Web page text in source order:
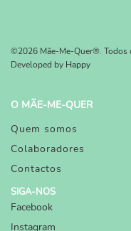
©2026 Mãe-Me-Quer®. Todos
Developed by Happy
O MÃE-ME-QUER
Quem somos
Colaboradores
Contactos
SIGA-NOS
Facebook
Instagram